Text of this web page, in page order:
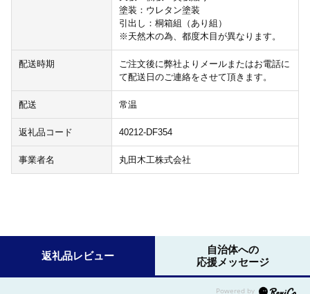
塗装：ウレタン塗装
引出し：桐箱組（あり組）
※天然木の為、都度木目が異なります。
配送時期
ご注文後に弊社よりメールまたはお電話に
て配送日のご連絡をさせて頂きます。
配送 常温
返礼品コード 40212-DF354
事業者名 丸田木工株式会社
返礼品レビュー
自治体への
応援メッセージ